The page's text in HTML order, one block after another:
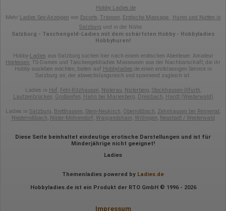
Besuchte Seiten
Bildschirmauflösung
Eindeutige Gerätekennung
Gerätebestriebssystem
Browser-Typ
Klicks
Eindeutige Benutzerkennung
Antworten auf Umfragen
Ort der Verarbeitung:
Europäische Union
Rechtliche Grundlage der Verarbeitung
Art. 6 Abs. 1 S. 1 lit. a DSGVO
Hobby Ladies.de
Mehr Ladies Sex-Anzeigen von Escorts Transen Erotische Massage
Huren und Nutten in
Salzburg und in der Nähe
Salzburg - Taschengeld-Ladies mit dem schärfsten Hobby - Hobbyladies
Hobbyhuren!
Hobby-Ladies aus Salzburg suchen hier nach einem erotischen Abenteuer. Amateur
Hostessen, TS-Damen und Taschengeldladies Masseusen aus der Nachbarschaft, die ihr
Hobby ausleben möchten, bieten auf Hobbyladies.de einen erstklassigen Service in
Salzburg an, der abwechslungsreich und spannend zugleich ist.
Ladies in Hof, Fehl-Ritzhausen, Nisterau, Nisterberg, Stockhausen-Illfurth,
Lautzenbrücken, Großseifen, Hahn bei Marienberg, Dreisbach, Hardt (Westerwald)
Ladies in Salzburg, Bretthausen, Stein-Neukirch, Oberroßbach, Zehnhausen bei Rennerod ,
Niederroßbach, Nister-Möhrendorf, Waigandshain, Willingen, Neustadt / Westerwald
Diese Seite beinhaltet eindeutige erotische Darstellungen und ist für
Minderjährige nicht geeignet!
Ladies
Themenladies powered by Ladies.de
Hobbyladies.de ist ein Produkt der RTO GmbH © 1996 - 2026
Impressum